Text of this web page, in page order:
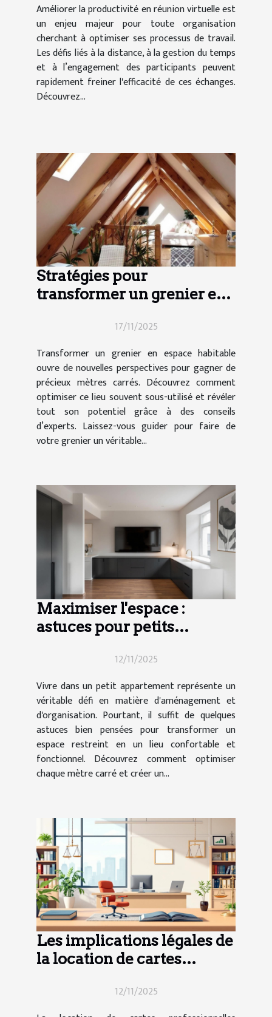
Améliorer la productivité en réunion virtuelle est
un enjeu majeur pour toute organisation
cherchant à optimiser ses processus de travail.
Les défis liés à la distance, à la gestion du temps
et à l’engagement des participants peuvent
rapidement freiner l'efficacité de ces échanges.
Découvrez...
Stratégies pour
transformer un grenier en
17/11/2025
Transformer un grenier en espace habitable
ouvre de nouvelles perspectives pour gagner de
précieux mètres carrés. Découvrez comment
optimiser ce lieu souvent sous-utilisé et révéler
tout son potentiel grâce à des conseils
d’experts. Laissez-vous guider pour faire de
votre grenier un véritable...
Maximiser l'espace :
astuces pour petits
12/11/2025
Vivre dans un petit appartement représente un
véritable défi en matière d'aménagement et
d'organisation. Pourtant, il suffit de quelques
astuces bien pensées pour transformer un
espace restreint en un lieu confortable et
fonctionnel. Découvrez comment optimiser
chaque mètre carré et créer un...
Les implications légales de
la location de cartes
immobilières12/11/2025